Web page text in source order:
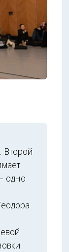
Второй
одно